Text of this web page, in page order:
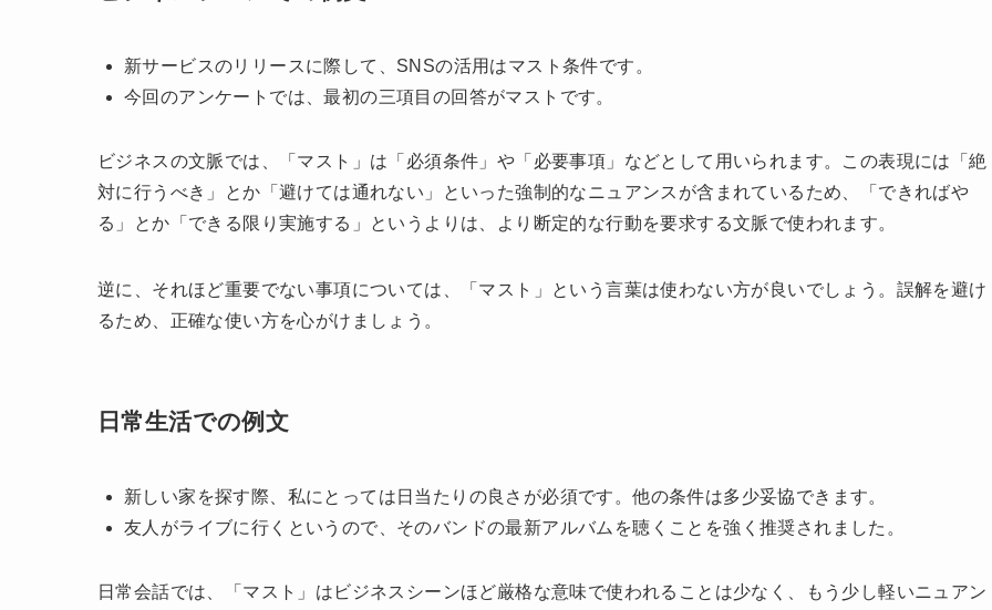
新サービスのリリースに際して、SNSの活用はマスト条件です。
今回のアンケートでは、最初の三項目の回答がマストです。
ビジネスの文脈では、「マスト」は「必須条件」や「必要事項」などとして用いられます。この表現には「絶
対に行うべき」とか「避けては通れない」といった強制的なニュアンスが含まれているため、「できればや
る」とか「できる限り実施する」というよりは、より断定的な行動を要求する文脈で使われます。
逆に、それほど重要でない事項については、「マスト」という言葉は使わない方が良いでしょう。誤解を避け
るため、正確な使い方を心がけましょう。
日常生活での例文
新しい家を探す際、私にとっては日当たりの良さが必須です。他の条件は多少妥協できます。
友人がライブに行くというので、そのバンドの最新アルバムを聴くことを強く推奨されました。
日常会話では、「マスト」はビジネスシーンほど厳格な意味で使われることは少なく、もう少し軽いニュアン